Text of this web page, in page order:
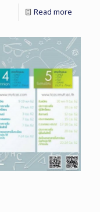
Read more